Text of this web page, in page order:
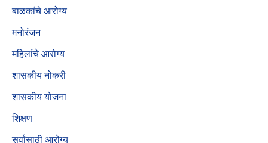
बाळकांचे आरोग्य
मनोरंजन
महिलांचे आरोग्य
शासकीय नोकरी
शासकीय योजना
शिक्षण
सर्वांसाठी आरोग्य